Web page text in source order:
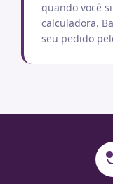
quando você
calculadora.
seu pedido